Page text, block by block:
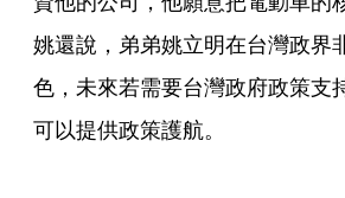
姚還說，弟弟姚立明在台灣政界
色，未來若需要台灣政府政策支
可以提供政策護航。